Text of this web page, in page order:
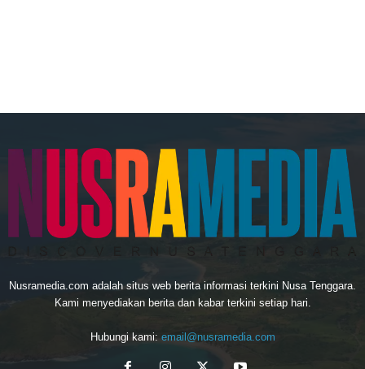
Nusramedia.com adalah situs web berita informasi terkini Nusa Tenggara.
Kami menyediakan berita dan kabar terkini setiap hari.
Hubungi kami: email@nusramedia.com